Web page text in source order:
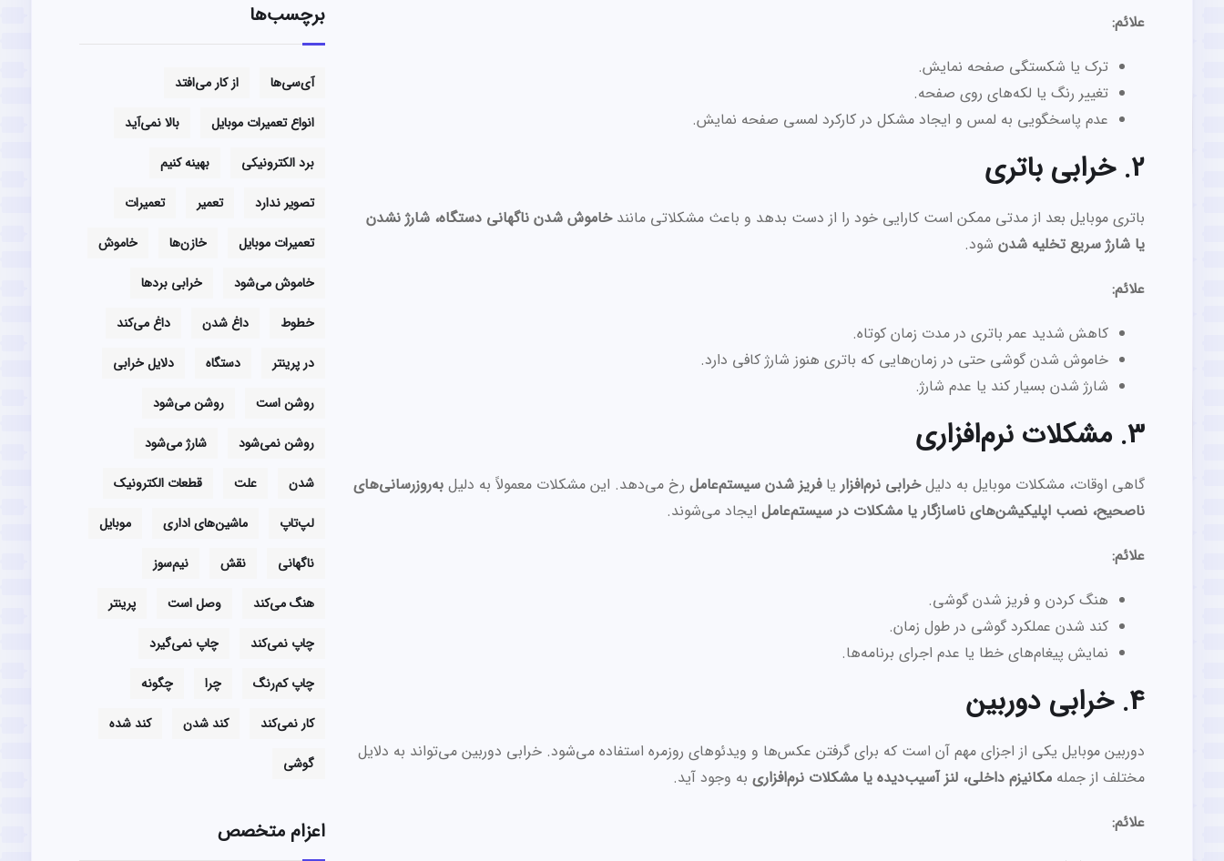
علائم:
ترک یا شکستگی صفحه نمایش.
تغییر رنگ یا لکه‌های روی صفحه.
عدم پاسخگویی به لمس و ایجاد مشکل در کارکرد لمسی صفحه نمایش.
2. خرابی باتری
باتری موبایل بعد از مدتی ممکن است کارایی خود را از دست بدهد و باعث مشکلاتی مانندخاموش شدن ناگهانی دستگاه، شارژ نشدن
یا شارژ سریع تخلیه شدنشود.
علائم:
کاهش شدید عمر باتری در مدت زمان کوتاه.
خاموش شدن گوشی حتی در زمان‌هایی که باتری هنوز شارژ کافی دارد.
شارژ شدن بسیار کند یا عدم شارژ.
3. مشکلات نرم‌افزاری
گاهی اوقات، مشکلات موبایل به دلیلخرابی نرم‌افزاریافریز شدن سیستم‌عاملرخ می‌دهد. این مشکلات معمولاً به دلیل به‌روزرسانی‌های
ناصحیح، نصب اپلیکیشن‌های ناسازگار یا مشکلات در سیستم‌عاملایجاد می‌شوند.
علائم:
هنگ کردن و فریز شدن گوشی.
کند شدن عملکرد گوشی در طول زمان.
نمایش پیغام‌های خطا یا عدم اجرای برنامه‌ها.
4. خرابی دوربین
دوربین موبایل یکی از اجزای مهم آن است که برای گرفتن عکس‌ها و ویدئوهای روزمره استفاده می‌شود. خرابی دوربین می‌تواند به دلایل
مختلف از جمله مکانیزم داخلی، لنز آسیب‌دیده یا مشکلات نرم‌افزاریبه وجود آید.
علائم:
برچسب‌ها
آی‌سی‌ها
از کار می‌افتد
انواع تعمیرات موبایل
بالا نمی‌آید
برد الکترونیکی
بهینه کنیم
تصویر ندارد
تعمیر
تعمیرات
تعمیرات موبایل
خازن‌ها
خاموش
خاموش می‌شود
خرابی بردها
خطوط
داغ شدن
داغ می‌کند
در پرینتر
دستگاه
دلایل خرابی
روشن است
روشن می‌شود
روشن نمی‌شود
شارژ می‌شود
شدن
علت
قطعات الکترونیک
لپ‌تاپ
ماشین‌های اداری
موبایل
ناگهانی
نقش
نیم‌سوز
هنگ می‌کند
وصل است
پرینتر
چاپ نمی‌کند
چاپ نمی‌گیرد
چاپ کم‌رنگ
چرا
چگونه
کار نمی‌کند
کند شدن
کند شده
گوشی
اعزام متخصص